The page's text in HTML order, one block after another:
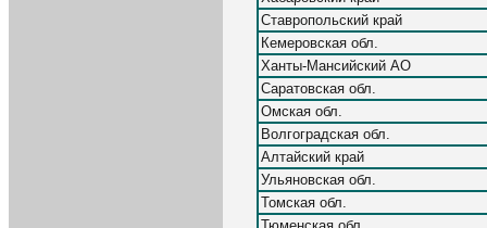
Ставропольский край
Кемеровская обл.
Ханты-Мансийский АО
Саратовская обл.
Омская обл.
Волгоградская обл.
Алтайский край
Ульяновская обл.
Томская обл.